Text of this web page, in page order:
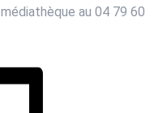
au 04 79 60